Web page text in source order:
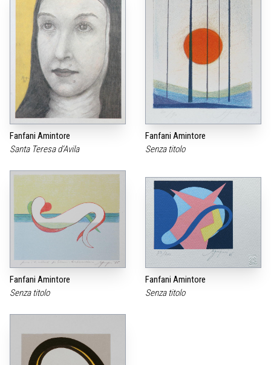
Fanfani Amintore
Santa Teresa d‘Avila
Fanfani Amintore
Senza titolo
Fanfani Amintore
Senza titolo
Fanfani Amintore
Senza titolo